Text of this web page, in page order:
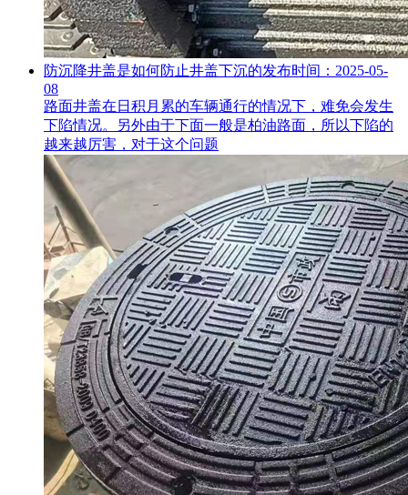
防沉降井盖是如何防止井盖下沉的发布时间：2025-05-
08
路面井盖在日积月累的车辆通行的情况下，难免会发生
下陷情况。另外由于下面一般是柏油路面，所以下陷的
越来越厉害，对于这个问题